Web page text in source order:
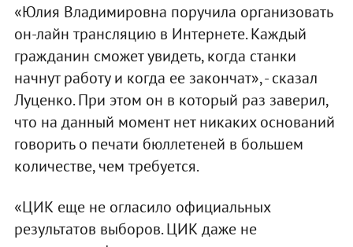
«Юлия Владимировна поручила организовать
он-лайн трансляцию в Интернете. Каждый
гражданин сможет увидеть, когда станки
начнут работу и когда ее закончат», - сказал
Луценко. При этом он в который раз заверил,
что на данный момент нет никаких оснований
говорить о печати бюллетеней в большем
количестве, чем требуется.
«ЦИК еще не огласило официальных
результатов выборов. ЦИК даже не